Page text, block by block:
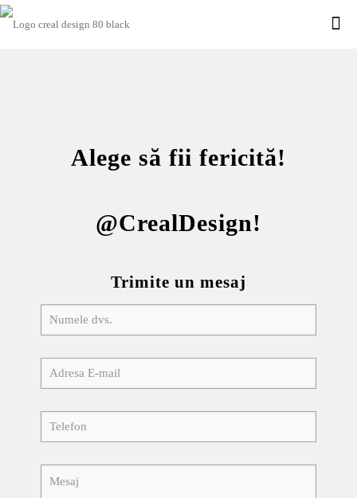
Alege să fii fericită!
@CrealDesign!
Trimite un mesaj